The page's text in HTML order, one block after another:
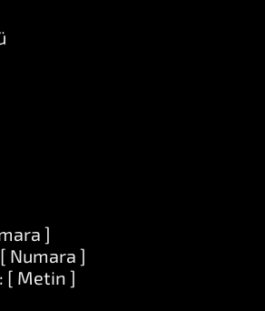
]
Numara ]
[ Metin ]